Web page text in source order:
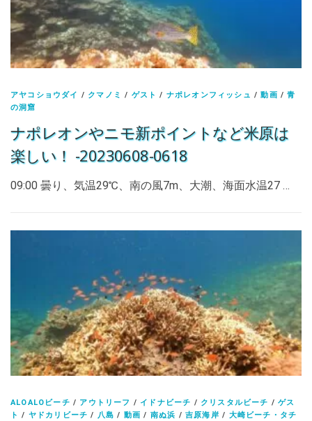
アヤコショウダイ / クマノミ / ゲスト / ナポレオンフィッシュ /動画 /青
の洞窟
ナポレオンやニモ新ポイントなど米原は
楽しい！ -20230608-0618
09:00 曇り、気温29℃、南の風7m、大潮、海面水温27 …
ALOALOビーチ / アウトリーフ /イドナビーチ / クリスタルビーチ /ゲス
ト / ヤドカリビーチ / 八島 / 動画 / 南ぬ浜 /吉原海岸 / 大崎ビーチ・タチ